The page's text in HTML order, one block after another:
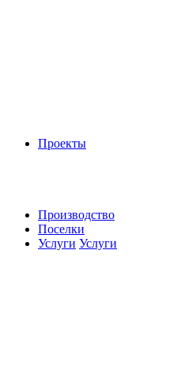
Проекты
Производство
Поселки
Услуги Услуги